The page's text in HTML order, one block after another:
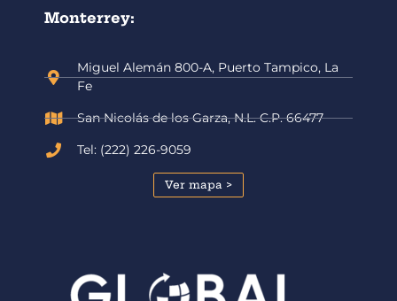
Monterrey:
Miguel Alemán 800-A, Puerto Tampico, La
Fe
San Nicolás de los Garza, N.L. C.P. 66477
Tel: (222) 226-9059
Ver mapa >